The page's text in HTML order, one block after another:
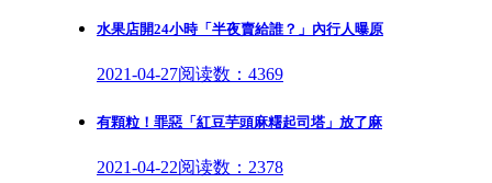
水果店開24小時「半夜賣給誰？」內行人曝原
2021-04-27阅读数：4369
有顆粒！罪惡「紅豆芋頭麻糬起司塔」放了麻
2021-04-22阅读数：2378